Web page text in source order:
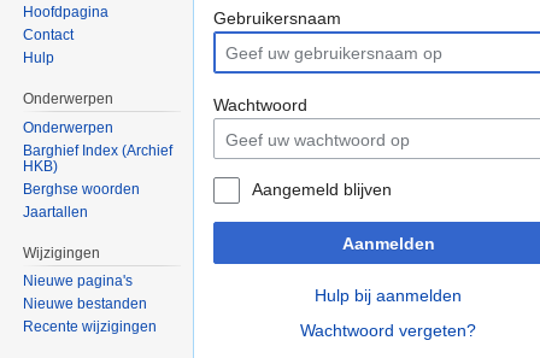
Gebruikersnaam
Wachtwoord
Aangemeld blijven
Aanmelden
Hulp bij aanmelden
Wachtwoord vergeten?
Hoofdpagina
Contact
Hulp
Onderwerpen
Onderwerpen
Barghief Index (Archief
HKB)
Berghse woorden
Jaartallen
Wijzigingen
Nieuwe pagina's
Nieuwe bestanden
Recente wijzigingen